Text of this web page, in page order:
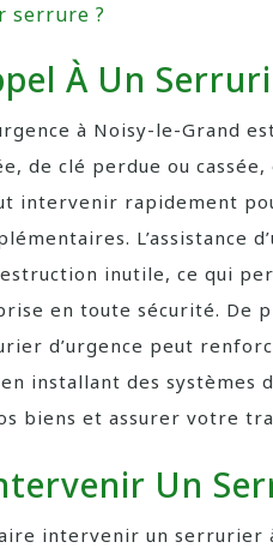
serrure ?
À Un
à Noisy-le-Grand
de clé perdue ou
intervenir rapidement
L’assistance
inutile, ce qui
en toute sécurité. De
d’urgence peut
installant des systèmes
biens et assurer votre
Un
intervenir un serrurier